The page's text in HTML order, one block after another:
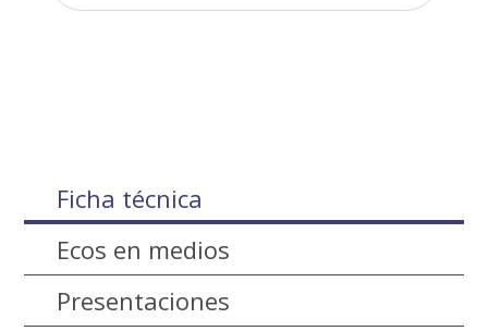
Ficha técnica
Ecos en medios
Presentaciones